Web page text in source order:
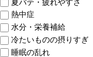
夏バテ・疲れやすさ
熱中症
水分・栄養補給
冷たいものの摂りすぎ
睡眠の乱れ